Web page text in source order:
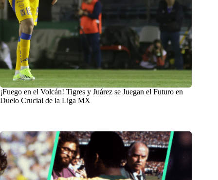
¡Fuego en el Volcán! Tigres y Juárez se Juegan el Futuro en
Duelo Crucial de la Liga MX